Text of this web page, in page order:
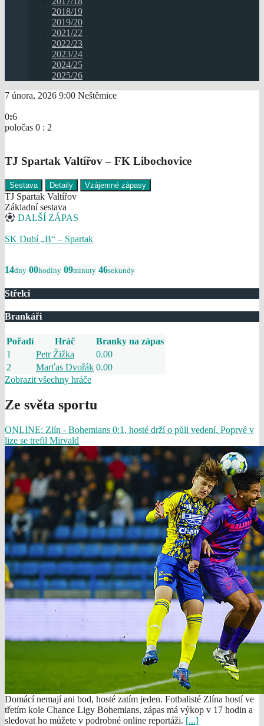
2018/19
2019/20
2021/22
2022/23
2023/24
2024/25
2025/26
7 února, 2026 9:00 Neštěmice
0:6
poločas 0 : 2
TJ Spartak Valtířov – FK Libochovice
Sestava Detaily Vzájemné zápasy
TJ Spartak Valtířov
Základní sestava
DALŠÍ ZÁPAS
SK Dubí „B“ – Spartak
14dny 00hodiny 09minuty 46sekundy
Střelci
Brankáři
Pořadí Hráč
Branky na zápas
1
Petr Žižka
0.00
2
Marťas Dvořák 0.00
Zobrazit všechny hráče
Ze světa sportu
ONLINE: Zlín - Bohemians 0:1, hosté drží o půli vedení. Poprvé v
lize se trefil Mirvald
Domácí nemají ani bod, hosté zatím jeden. Fotbalisté Zlína hostí ve
třetím kole Chance Ligy Bohemians, zápas má výkop v 17 hodin a
sledovat ho můžete v podrobné online reportáži. [...]